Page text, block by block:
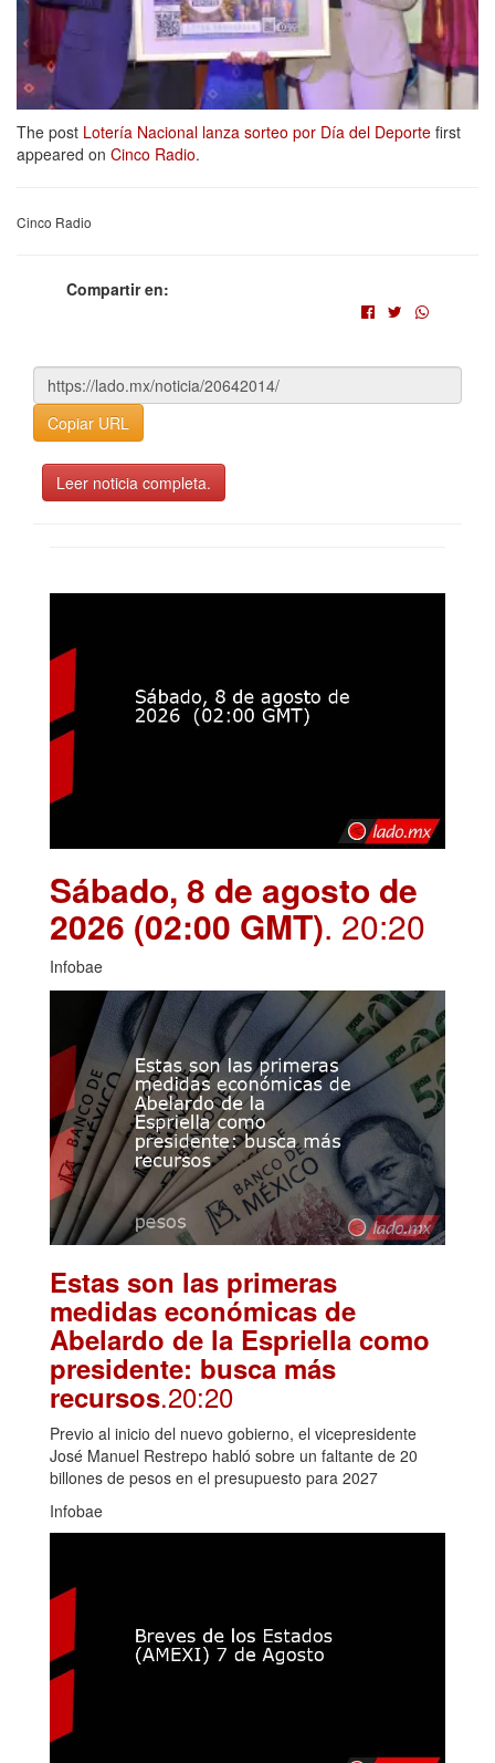
The post Lotería Nacional lanza sorteo por Día del Deporte first
appeared on Cinco Radio.
Cinco Radio
Compartir en:
Copiar URL
Leer noticia completa.
Sábado, 8 de agosto de
2026 (02:00 GMT). 20:20
Infobae
Estas son las primeras
medidas económicas de
Abelardo de la Espriella como
presidente: busca más
recursos.20:20
Previo al inicio del nuevo gobierno, el vicepresidente
José Manuel Restrepo habló sobre un faltante de 20
billones de pesos en el presupuesto para 2027
Infobae